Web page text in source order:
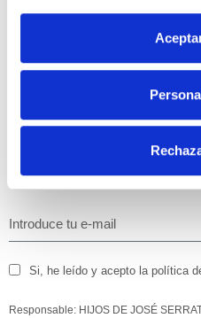
10% de
con tu
Apúntatea nuestra newsletter
un 10% de
Si, he leído y acepto la política
Responsable: HIJOS DE JOSÉ